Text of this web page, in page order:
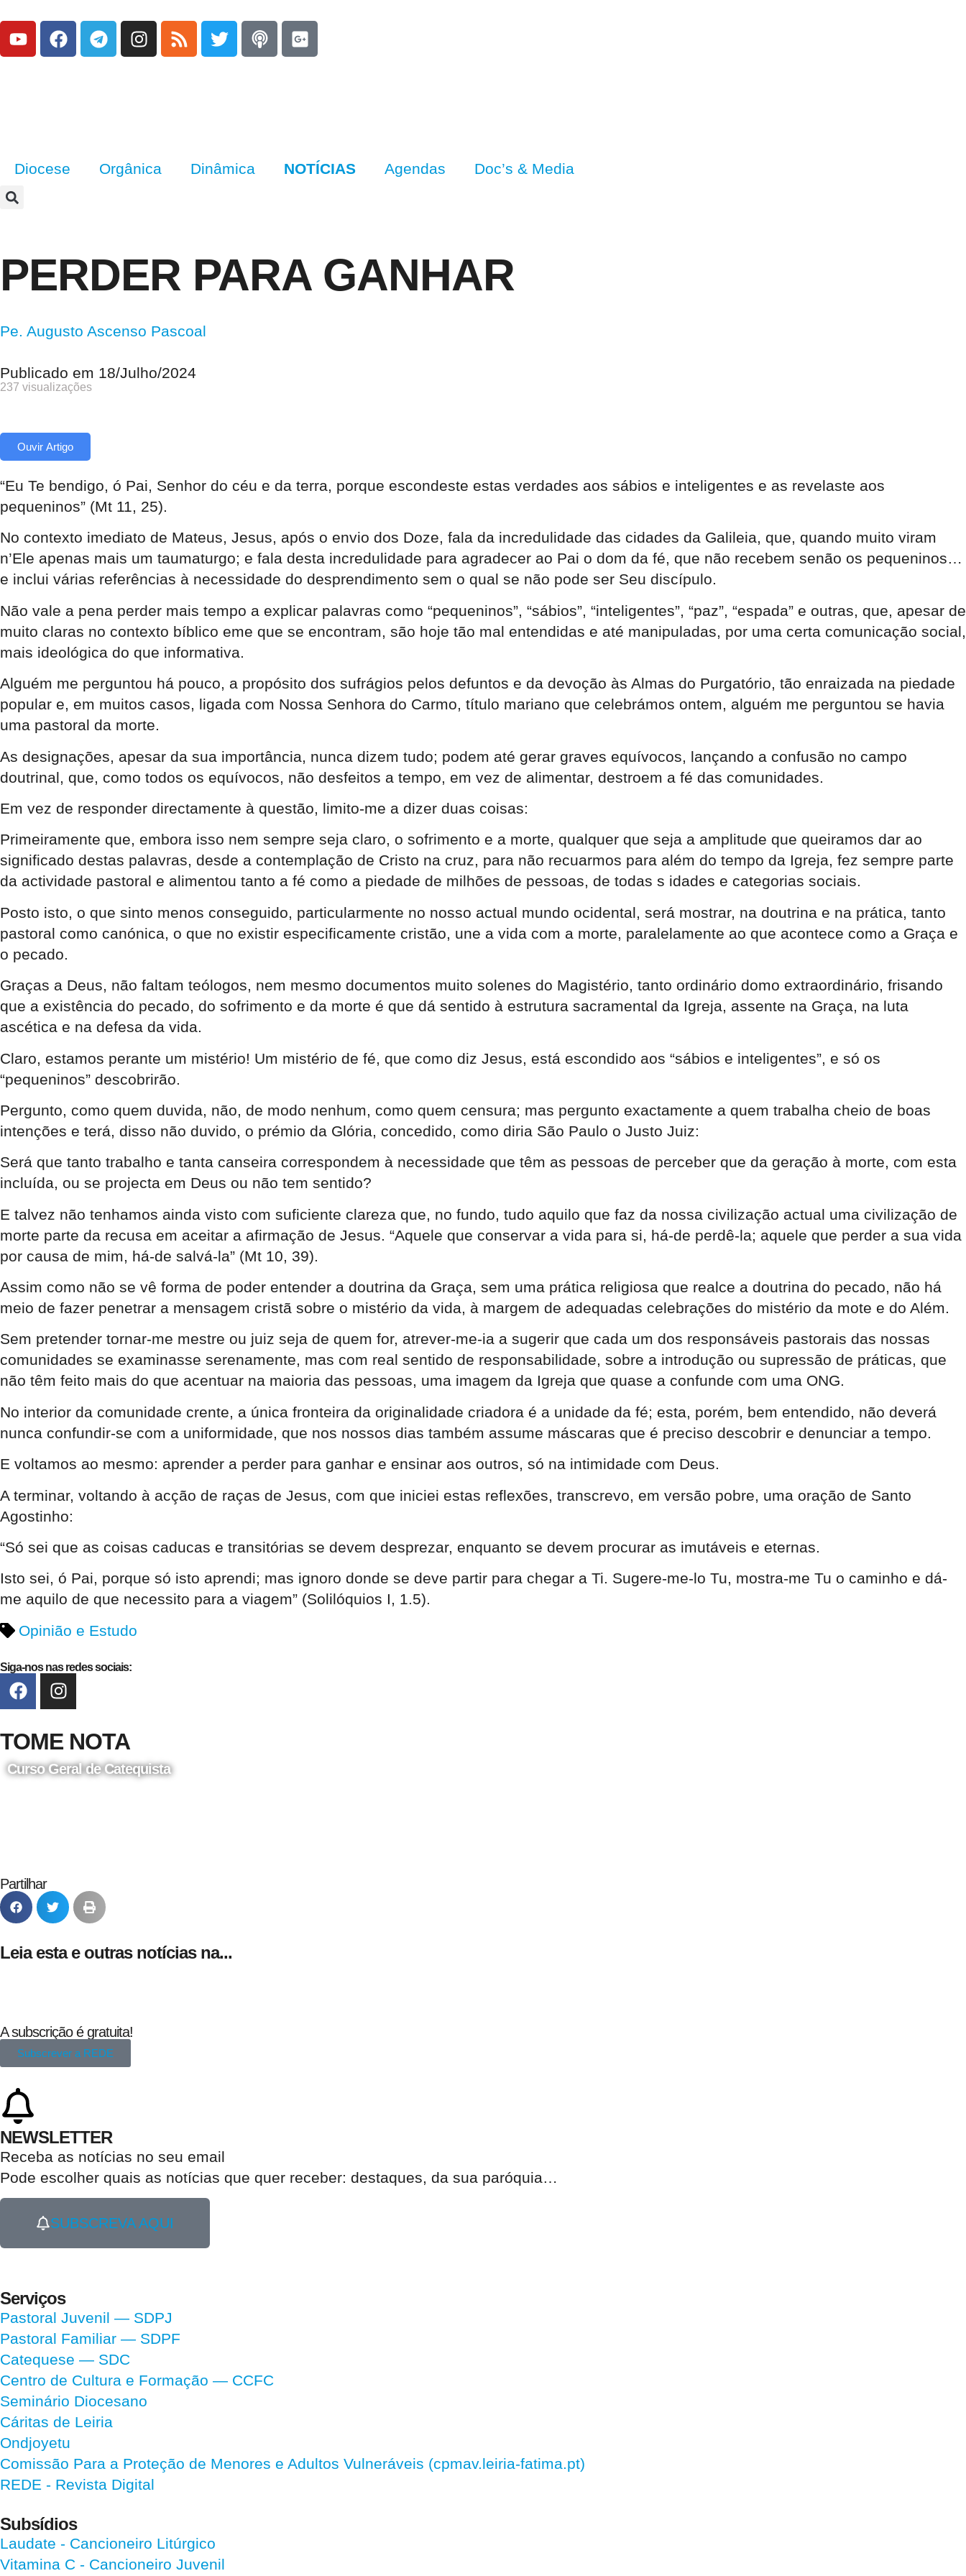
Diocese Orgânica Dinâmica NOTÍCIAS Agendas Doc’s & Media
PERDER PARA GANHAR
Pe. Augusto Ascenso Pascoal
Publicado em 18/Julho/2024
237 visualizações
Ouvir Artigo
“Eu Te bendigo, ó Pai, Senhor do céu e da terra, porque escondeste estas verdades aos sábios e inteligentes e as revelaste aos
pequeninos” (Mt 11, 25).
No contexto imediato de Mateus, Jesus, após o envio dos Doze, fala da incredulidade das cidades da Galileia, que, quando muito viram
n’Ele apenas mais um taumaturgo; e fala desta incredulidade para agradecer ao Pai o dom da fé, que não recebem senão os pequeninos…
e inclui várias referências à necessidade do desprendimento sem o qual se não pode ser Seu discípulo.
Não vale a pena perder mais tempo a explicar palavras como “pequeninos”, “sábios”, “inteligentes”, “paz”, “espada” e outras, que, apesar de
muito claras no contexto bíblico eme que se encontram, são hoje tão mal entendidas e até manipuladas, por uma certa comunicação social,
mais ideológica do que informativa.
Alguém me perguntou há pouco, a propósito dos sufrágios pelos defuntos e da devoção às Almas do Purgatório, tão enraizada na piedade
popular e, em muitos casos, ligada com Nossa Senhora do Carmo, título mariano que celebrámos ontem, alguém me perguntou se havia
uma pastoral da morte.
As designações, apesar da sua importância, nunca dizem tudo; podem até gerar graves equívocos, lançando a confusão no campo
doutrinal, que, como todos os equívocos, não desfeitos a tempo, em vez de alimentar, destroem a fé das comunidades.
Em vez de responder directamente à questão, limito-me a dizer duas coisas:
Primeiramente que, embora isso nem sempre seja claro, o sofrimento e a morte, qualquer que seja a amplitude que queiramos dar ao
significado destas palavras, desde a contemplação de Cristo na cruz, para não recuarmos para além do tempo da Igreja, fez sempre parte
da actividade pastoral e alimentou tanto a fé como a piedade de milhões de pessoas, de todas s idades e categorias sociais.
Posto isto, o que sinto menos conseguido, particularmente no nosso actual mundo ocidental, será mostrar, na doutrina e na prática, tanto
pastoral como canónica, o que no existir especificamente cristão, une a vida com a morte, paralelamente ao que acontece como a Graça e
o pecado.
Graças a Deus, não faltam teólogos, nem mesmo documentos muito solenes do Magistério, tanto ordinário domo extraordinário, frisando
que a existência do pecado, do sofrimento e da morte é que dá sentido à estrutura sacramental da Igreja, assente na Graça, na luta
ascética e na defesa da vida.
Claro, estamos perante um mistério! Um mistério de fé, que como diz Jesus, está escondido aos “sábios e inteligentes”, e só os
“pequeninos” descobrirão.
Pergunto, como quem duvida, não, de modo nenhum, como quem censura; mas pergunto exactamente a quem trabalha cheio de boas
intenções e terá, disso não duvido, o prémio da Glória, concedido, como diria São Paulo o Justo Juiz:
Será que tanto trabalho e tanta canseira correspondem à necessidade que têm as pessoas de perceber que da geração à morte, com esta
incluída, ou se projecta em Deus ou não tem sentido?
E talvez não tenhamos ainda visto com suficiente clareza que, no fundo, tudo aquilo que faz da nossa civilização actual uma civilização de
morte parte da recusa em aceitar a afirmação de Jesus. “Aquele que conservar a vida para si, há-de perdê-la; aquele que perder a sua vida
por causa de mim, há-de salvá-la” (Mt 10, 39).
Assim como não se vê forma de poder entender a doutrina da Graça, sem uma prática religiosa que realce a doutrina do pecado, não há
meio de fazer penetrar a mensagem cristã sobre o mistério da vida, à margem de adequadas celebrações do mistério da mote e do Além.
Sem pretender tornar-me mestre ou juiz seja de quem for, atrever-me-ia a sugerir que cada um dos responsáveis pastorais das nossas
comunidades se examinasse serenamente, mas com real sentido de responsabilidade, sobre a introdução ou supressão de práticas, que
não têm feito mais do que acentuar na maioria das pessoas, uma imagem da Igreja que quase a confunde com uma ONG.
No interior da comunidade crente, a única fronteira da originalidade criadora é a unidade da fé; esta, porém, bem entendido, não deverá
nunca confundir-se com a uniformidade, que nos nossos dias também assume máscaras que é preciso descobrir e denunciar a tempo.
E voltamos ao mesmo: aprender a perder para ganhar e ensinar aos outros, só na intimidade com Deus.
A terminar, voltando à acção de raças de Jesus, com que iniciei estas reflexões, transcrevo, em versão pobre, uma oração de Santo
Agostinho:
“Só sei que as coisas caducas e transitórias se devem desprezar, enquanto se devem procurar as imutáveis e eternas.
Isto sei, ó Pai, porque só isto aprendi; mas ignoro donde se deve partir para chegar a Ti. Sugere-me-lo Tu, mostra-me Tu o caminho e dá-
me aquilo de que necessito para a viagem” (Solilóquios I, 1.5).
Opinião e Estudo
Siga-nos nas redes sociais:
TOME NOTA
Curso Geral de Catequista
Partilhar
Leia esta e outras notícias na...
A subscrição é gratuita!
Subscrever a REDE
NEWSLETTER
Receba as notícias no seu email​
Pode escolher quais as notícias que quer receber: destaques, da sua paróquia…
SUBSCREVA AQUI
Serviços
Pastoral Juvenil — SDPJ
Pastoral Familiar — SDPF
Catequese — SDC
Centro de Cultura e Formação — CCFC
Seminário Diocesano
Cáritas de Leiria
Ondjoyetu
Comissão Para a Proteção de Menores e Adultos Vulneráveis (cpmav.leiria-fatima.pt)
REDE - Revista Digital
Subsídios
Laudate - Cancioneiro Litúrgico
Vitamina C - Cancioneiro Juvenil